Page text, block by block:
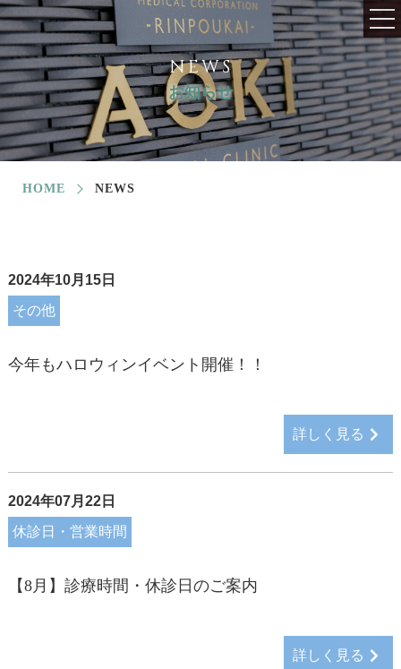
NEWS
お知らせ
HOME NEWS
2024年10月15日
その他
今年もハロウィンイベント開催！！
詳しく見る
2024年07月22日
休診日・営業時間
【8月】診療時間・休診日のご案内
詳しく見る